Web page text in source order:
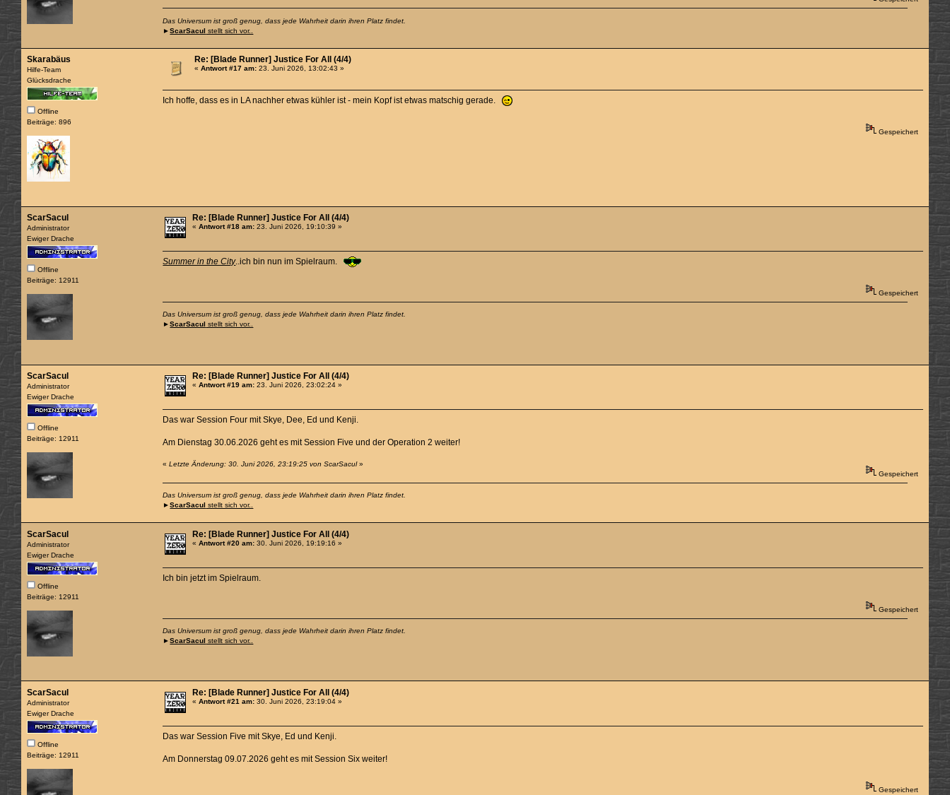
Das Universum ist groß genug, dass jede Wahrheit darin ihren Platz findet.
►ScarSacul stellt sich vor..
Skarabäus
Hilfe-Team
Glücksdrache
Offline
Beiträge: 896
Re: [Blade Runner] Justice For All (4/4)
«Antwort #17 am: 23. Juni 2026, 13:02:43 »
Ich hoffe, dass es in LA nachher etwas kühler ist - mein Kopf ist etwas matschig gerade.
Gespeichert
ScarSacul
Administrator
Ewiger Drache
Offline
Beiträge: 12911
Re: [Blade Runner] Justice For All (4/4)
«Antwort #18 am: 23. Juni 2026, 19:10:39 »
Summer in the City..ich bin nun im Spielraum.
Gespeichert
Das Universum ist groß genug, dass jede Wahrheit darin ihren Platz findet.
►ScarSacul stellt sich vor..
ScarSacul
Administrator
Ewiger Drache
Offline
Beiträge: 12911
Re: [Blade Runner] Justice For All (4/4)
«Antwort #19 am: 23. Juni 2026, 23:02:24 »
Das war Session Four mit Skye, Dee, Ed und Kenji.
Am Dienstag 30.06.2026 geht es mit Session Five und der Operation 2 weiter!
«Letzte Änderung: 30. Juni 2026, 23:19:25 von ScarSacul»
Gespeichert
Das Universum ist groß genug, dass jede Wahrheit darin ihren Platz findet.
►ScarSacul stellt sich vor..
ScarSacul
Administrator
Ewiger Drache
Offline
Beiträge: 12911
Re: [Blade Runner] Justice For All (4/4)
«Antwort #20 am: 30. Juni 2026, 19:19:16 »
Ich bin jetzt im Spielraum.
Gespeichert
Das Universum ist groß genug, dass jede Wahrheit darin ihren Platz findet.
►ScarSacul stellt sich vor..
ScarSacul
Administrator
Ewiger Drache
Offline
Beiträge: 12911
Re: [Blade Runner] Justice For All (4/4)
«Antwort #21 am: 30. Juni 2026, 23:19:04 »
Das war Session Five mit Skye, Ed und Kenji.
Am Donnerstag 09.07.2026 geht es mit Session Six weiter!
Gespeichert